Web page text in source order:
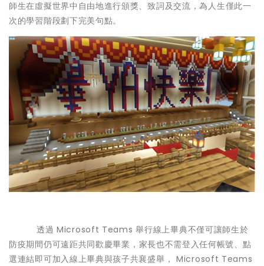
師生在虛擬世界中自由地進行頒獎、致詞及交流，為人生僅此一
次的學習階段劃下完美句點。
透過 Microsoft Teams 舉行線上畢典不僅可讓師生於
防疫期間仍可遠距共同歡慶畢業， 家長也不需登入任何帳號、點
選連結即可加入線上畢典與孩子共襄盛舉 ， Microsoft Teams